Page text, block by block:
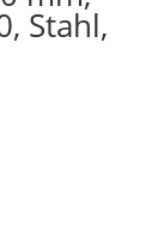
Stahl,